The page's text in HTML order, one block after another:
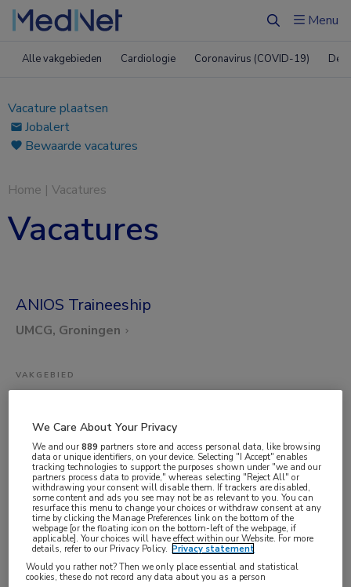
ZoekenMenu
Alle vakgebieden Cardiologie Coronavirus (COVID-19)
Vacature plaatsen
Jobalert
Bewaarde vacatures
Home | Vacatures
Vacatures
ANIOS Traineeship
UMCG, Groningen
VAKGEBIED
ANIOS
BRANCHE
Ziekenhuis
AANSTELLING
Traineeship/leer-werktraject
PLAATSINGSDATUM
5 augustus 2025
We Care About Your Privacy
We and our889 partners store and access personal data, like browsing
data or unique identifiers, on your device. Selecting "I Accept" enables
tracking technologies to support the purposes shown under "we and our
partners process data to provide," whereas selecting "Reject All" or
withdrawing your consent will disable them. If trackers are disabled,
some content and ads you see may not be as relevant to you. You can
resurface this menu to change your choices or withdraw consent at any
time by clicking the Manage Preferences link on the bottom of the
webpage [or the floating icon on the bottom-left of the webpage, if
applicable]. Your choices will have effect within our Website. For more
details, refer to our Privacy Policy. Privacy statement
Would you rather not? Then we only place essential and statistical
cookies, these do not record any data about you as a person